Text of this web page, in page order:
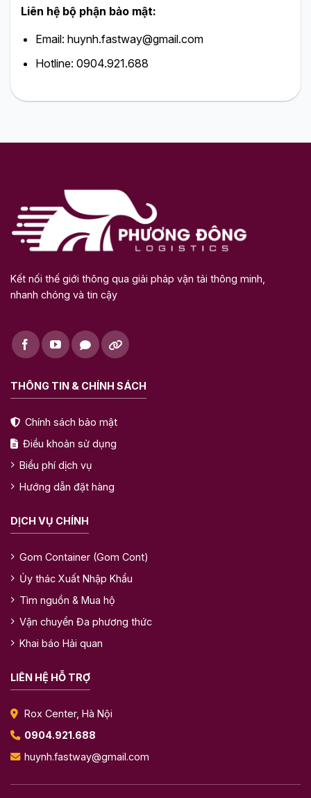
Liên hệ bộ phận bảo mật:
Email: huynh.fastway@gmail.com
Hotline: 0904.921.688
Kết nối thế giới thông qua giải pháp vận tải thông minh,
nhanh chóng và tin cậy
THÔNG TIN & CHÍNH SÁCH
Chính sách bảo mật
Điều khoản sử dụng
Biểu phí dịch vụ
Hướng dẫn đặt hàng
DỊCH VỤ CHÍNH
Gom Container (Gom Cont)
Ủy thác Xuất Nhập Khẩu
Tìm nguồn & Mua hộ
Vận chuyển Đa phương thức
Khai báo Hải quan
LIÊN HỆ HỖ TRỢ
Rox Center, Hà Nội
0904.921.688
huynh.fastway@gmail.com